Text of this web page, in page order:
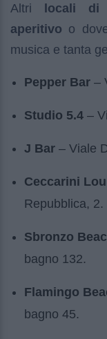
Altri locali di
aperitivo o
musica e tanta
Pepper Bar –
Studio 5.4 –
J Bar – Viale
Ceccarini
Repubblica, 2.
Sbronzo
bagno 132.
Flamingo
bagno 45.